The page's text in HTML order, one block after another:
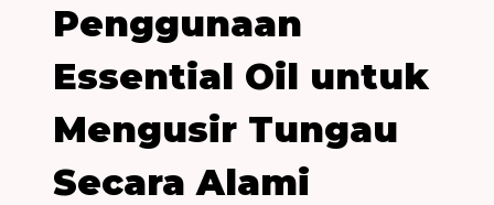
Penggunaan
Essential Oil untuk
Mengusir Tungau
Secara Alami